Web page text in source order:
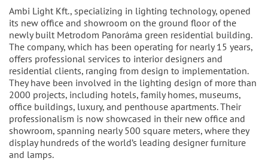
Ambi Light Kft., specializing in lighting technology, opened
its new office and showroom on the ground floor of the
newly built Metrodom Panoráma green residential building.
The company, which has been operating for nearly 15 years,
offers professional services to interior designers and
residential clients, ranging from design to implementation.
They have been involved in the lighting design of more than
2000 projects, including hotels, family homes, museums,
office buildings, luxury, and penthouse apartments. Their
professionalism is now showcased in their new office and
showroom, spanning nearly 500 square meters, where they
display hundreds of the world’s leading designer furniture
and lamps.